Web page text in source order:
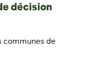
décision
communes de